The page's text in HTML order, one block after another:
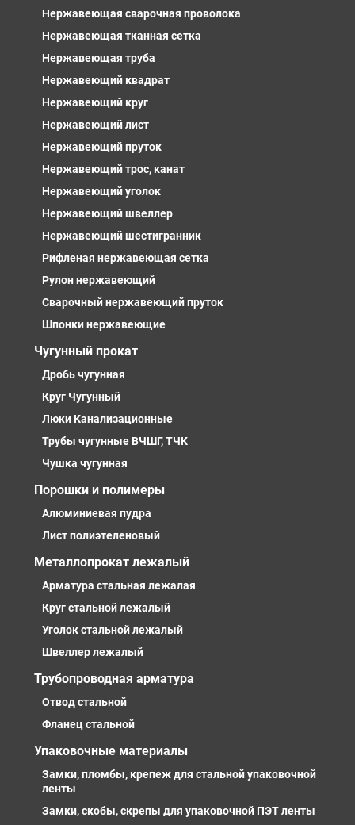
Нержавеющая сварочная проволока
Нержавеющая тканная сетка
Нержавеющая труба
Нержавеющий квадрат
Нержавеющий круг
Нержавеющий лист
Нержавеющий пруток
Нержавеющий трос, канат
Нержавеющий уголок
Нержавеющий швеллер
Нержавеющий шестигранник
Рифленая нержавеющая сетка
Рулон нержавеющий
Сварочный нержавеющий пруток
Шпонки нержавеющие
Чугунный прокат
Дробь чугунная
Круг Чугунный
Люки Канализационные
Трубы чугунные ВЧШГ, ТЧК
Чушка чугунная
Порошки и полимеры
Алюминиевая пудра
Лист полиэтеленовый
Металлопрокат лежалый
Арматура стальная лежалая
Круг стальной лежалый
Уголок стальной лежалый
Швеллер лежалый
Трубопроводная арматура
Отвод стальной
Фланец стальной
Упаковочные материалы
Замки, пломбы, крепеж для стальной упаковочной
ленты
Замки, скобы, скрепы для упаковочной ПЭТ ленты